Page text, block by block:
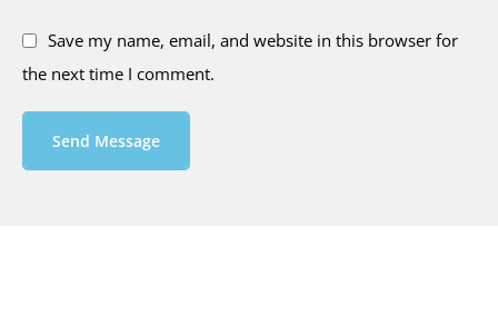
Save my name, email, and website in this browser for
the next time I comment.
Send Message